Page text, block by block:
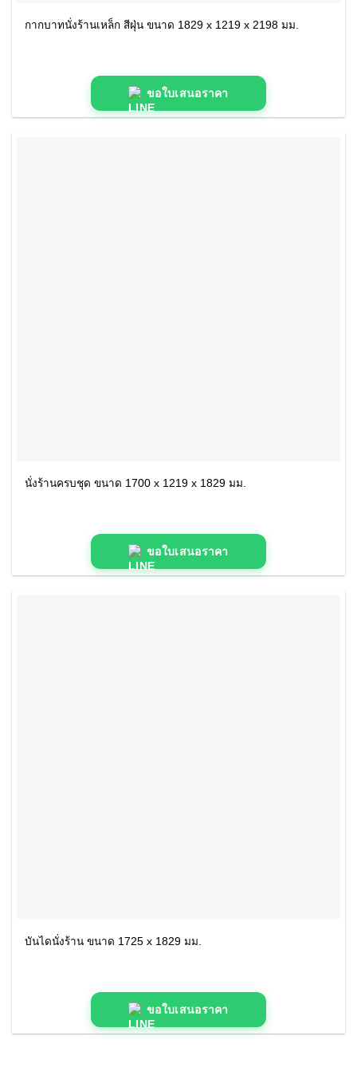
กากบาทนั่งร้านเหล็ก สีฝุ่น ขนาด 1829 x 1219 x 2198 มม.
ขอใบเสนอราคา
นั่งร้านครบชุด ขนาด 1700 x 1219 x 1829 มม.
ขอใบเสนอราคา
บันไดนั่งร้าน ขนาด 1725 x 1829 มม.
ขอใบเสนอราคา